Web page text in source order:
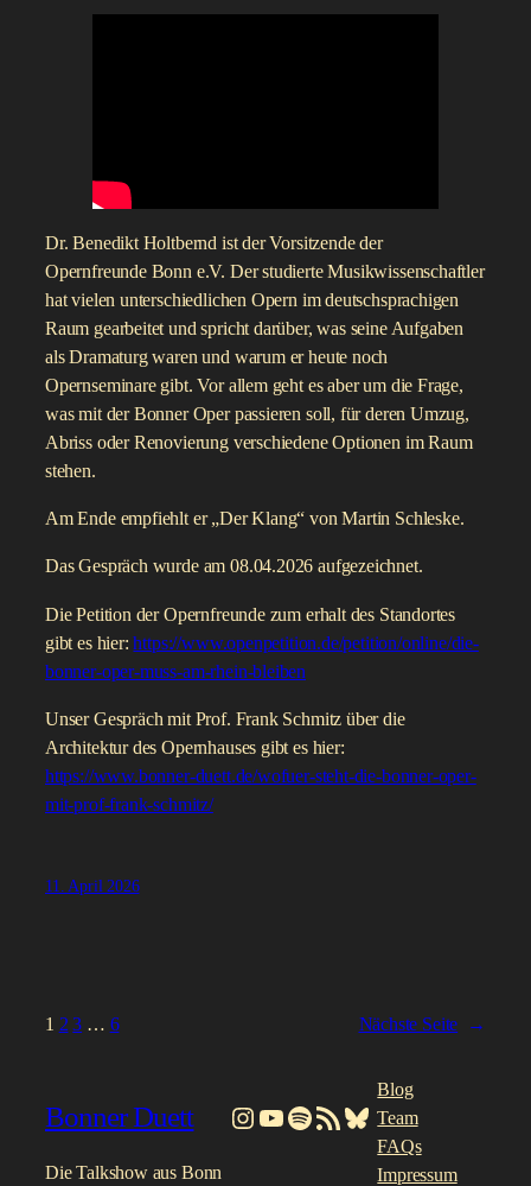
Dr. Benedikt Holtbernd ist der Vorsitzende der
Opernfreunde Bonn e.V. Der studierte Musikwissenschaftler
hat vielen unterschiedlichen Opern im deutschsprachigen
Raum gearbeitet und spricht darüber, was seine Aufgaben
als Dramaturg waren und warum er heute noch
Opernseminare gibt. Vor allem geht es aber um die Frage,
was mit der Bonner Oper passieren soll, für deren Umzug,
Abriss oder Renovierung verschiedene Optionen im Raum
stehen.
Am Ende empfiehlt er „Der Klang“ von Martin Schleske.
Das Gespräch wurde am 08.04.2026 aufgezeichnet.
Die Petition der Opernfreunde zum erhalt des Standortes
gibt es hier:https://www.openpetition.de/petition/online/die-
bonner-oper-muss-am-rhein-bleiben
Unser Gespräch mit Prof. Frank Schmitz über die
Architektur des Opernhauses gibt es hier:
https://www.bonner-duett.de/wofuer-steht-die-bonner-oper-
mit-prof-frank-schmitz/
11. April 2026
1 2 3 … 6 Nächste Seite →
Bonner Duett
Die Talkshow aus Bonn
Instagram
YouTube
Spotify
RSS-FeedBluesky
Blog
Team
FAQs
Impressum